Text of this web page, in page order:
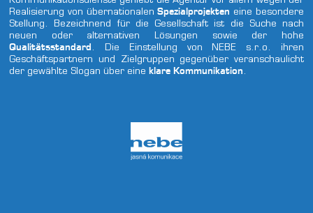
Realisierung von übernationalenSpezialprojekten eine besondere
Stellung. Bezeichnend für die Gesellschaft ist die Suche nach
neuen oder alternativen Lösungen sowie der hohe
Qualitätsstandard. Die Einstellung von NEBE s.r.o. ihren
Geschäftspartnern und Zielgruppen gegenüber veranschaulicht
der gewählte Slogan über eine klare Kommunikation.